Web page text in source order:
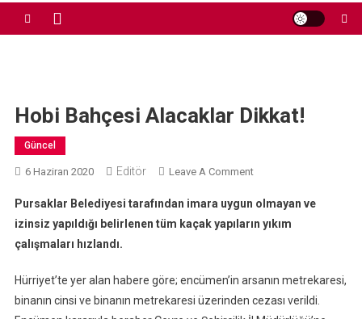
Hobi Bahçesi Alacaklar Dikkat!
Güncel
6 Haziran 2020 Editör Leave A CommentOn
Bahçesi
Alacaklar
Pursaklar Belediyesi tarafından imara uygun olmayan ve
izinsiz yapıldığı belirlenen tüm kaçak yapıların yıkım
çalışmaları hızlandı.
Hürriyet’te yer alan habere göre; encümen’in arsanın metrekaresi,
binanın cinsi ve binanın metrekaresi üzerinden cezası verildi.